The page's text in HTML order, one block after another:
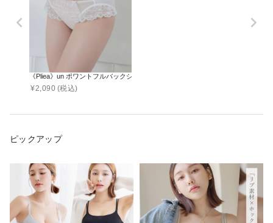
《Pliea》un ポワントフルバックショーツ【ショーツ単品】
¥2,090 (税込)
ピックアップ